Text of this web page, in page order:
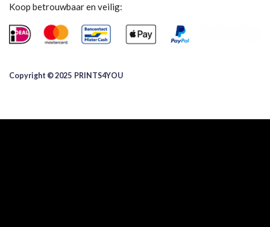
Koop betrouwbaar en veilig:
Copyright © 2025 ​PRINTS4YOU